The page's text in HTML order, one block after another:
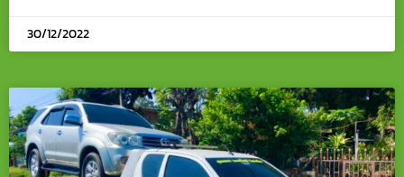
30/12/2022